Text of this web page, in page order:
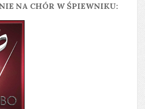
NA CHÓR W ŚPIEWNIKU: